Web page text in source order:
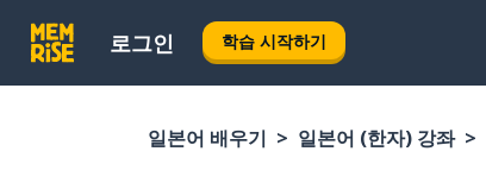
로그인 학습 시작하기
일본어 배우기 일본어 (한자) 강좌